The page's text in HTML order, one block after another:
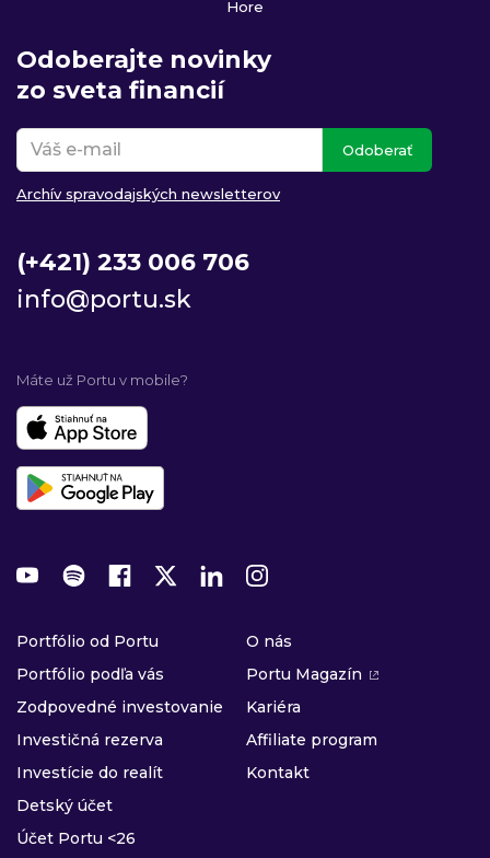
Odoberajte novinky
zo sveta financií
Odoberať
Archív spravodajských newsletterov
Hore
(+421) 233 006 706
info@portu.sk
Máte už Portu v mobile?
Portfólio od Portu
Portfólio podľa vás
Zodpovedné investovanie
Investičná rezerva
Investície do realít
Detský účet
Účet Portu <26
O nás
Portu Magazín
Kariéra
Affiliate program
Kontakt